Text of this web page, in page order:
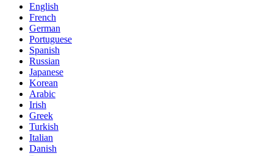
English
French
German
Portuguese
Spanish
Russian
Japanese
Korean
Arabic
Irish
Greek
Turkish
Italian
Danish